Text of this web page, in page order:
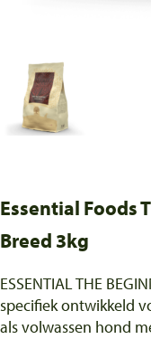
Essential Foods
Breed 3kg
ESSENTIAL THE
specifiek ontwikkeld
als volwassen hond